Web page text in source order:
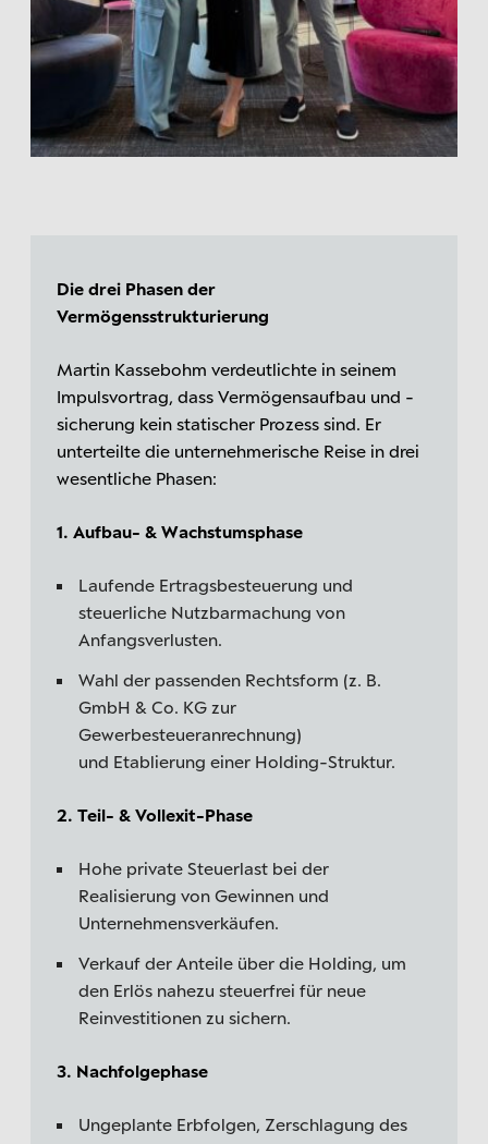
Die drei Phasen der
Vermögensstrukturierung
Martin Kassebohm verdeutlichte in seinem
Impulsvortrag, dass Vermögensaufbau und -
sicherung kein statischer Prozess sind. Er
unterteilte die unternehmerische Reise in drei
wesentliche Phasen:
1. Aufbau- & Wachstumsphase
Laufende Ertragsbesteuerung und
steuerliche Nutzbarmachung von
Anfangsverlusten.
Wahl der passenden Rechtsform (z. B.
GmbH & Co. KG zur
Gewerbesteueranrechnung)
und Etablierung einer Holding-Struktur.
2. Teil- & Vollexit-Phase
Hohe private Steuerlast bei der
Realisierung von Gewinnen und
Unternehmensverkäufen.
Verkauf der Anteile über die Holding, um
den Erlös nahezu steuerfrei für neue
Reinvestitionen zu sichern.
3. Nachfolgephase
Ungeplante Erbfolgen, Zerschlagung des